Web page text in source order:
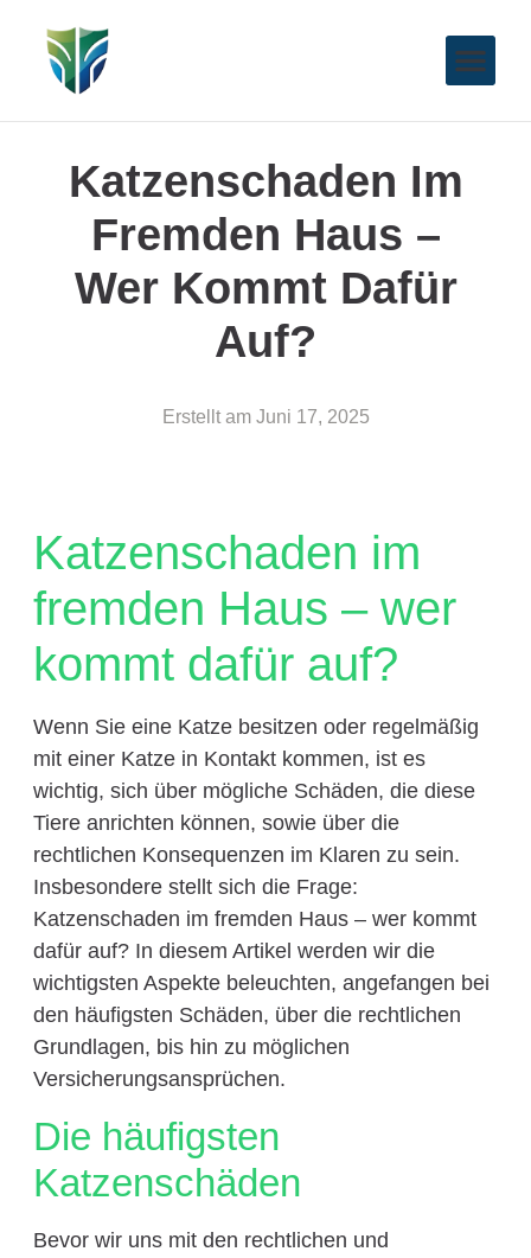
Katzenschaden Im
Fremden Haus –
Wer Kommt Dafür
Auf?
Erstellt am Juni 17, 2025
Katzenschaden im
fremden Haus – wer
kommt dafür auf?
Wenn Sie eine Katze besitzen oder regelmäßig
mit einer Katze in Kontakt kommen, ist es
wichtig, sich über mögliche Schäden, die diese
Tiere anrichten können, sowie über die
rechtlichen Konsequenzen im Klaren zu sein.
Insbesondere stellt sich die Frage:
Katzenschaden im fremden Haus – wer kommt
dafür auf? In diesem Artikel werden wir die
wichtigsten Aspekte beleuchten, angefangen bei
den häufigsten Schäden, über die rechtlichen
Grundlagen, bis hin zu möglichen
Versicherungsansprüchen.
Die häufigsten
Katzenschäden
Bevor wir uns mit den rechtlichen und